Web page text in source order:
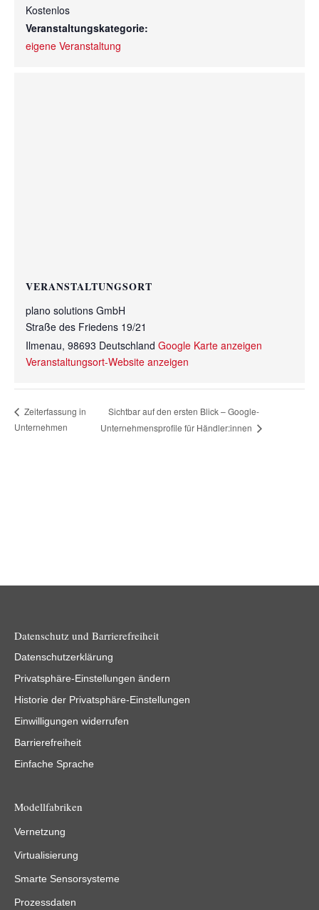
Kostenlos
Veranstaltungskategorie:
eigene Veranstaltung
VERANSTALTUNGSORT
plano solutions GmbH
Straße des Friedens 19/21
Ilmenau, 98693 Deutschland Google Karte anzeigen
Veranstaltungsort-Website anzeigen
Zeiterfassung in
Unternehmen
Sichtbar auf den ersten Blick – Google-
Unternehmensprofile für Händler:innen
Datenschutz und Barrierefreiheit
Datenschutzerklärung
Privatsphäre-Einstellungen ändern
Historie der Privatsphäre-Einstellungen
Einwilligungen widerrufen
Barrierefreiheit
Einfache Sprache
Modellfabriken
Vernetzung
Virtualisierung
Smarte Sensorsysteme
Prozessdaten